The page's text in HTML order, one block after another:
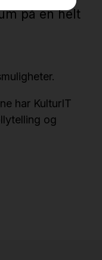
på en helt
har KulturIT
og